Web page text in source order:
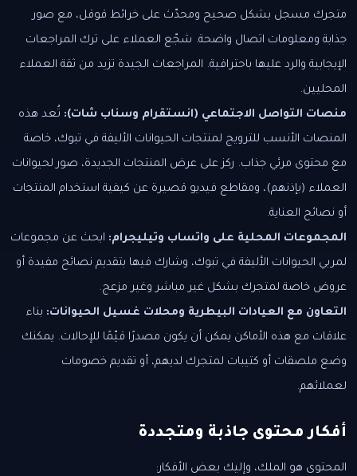
متجرك مسجل بشكل صحيح ومحدّث على خرائط قوقل، مع صور
جذابة ومعلومات اتصال واضحة. شجّع العملاء على ترك المراجعات
الإيجابية والرد عليها باحترافية. المراجعات الجيدة تزيد من ثقة العملاء
المحليين.
منصات التواصل الاجتماعي (انستقرام وسناب شات): تُعد هذه
المنصات الأنسب للترويج لمنتجات الحيوانات الأليفة في تبوك، خاصة
مع محتوى مرئي جذاب. ركز على عرض المنتجات الجديدة، صور لحيوانات
العملاء (بإذنهم)، ومقاطع فيديو قصيرة عن كيفية استخدام المنتجات
أو نصائح العناية.
المجموعات المحلية على واتساب وتيليجرام: ابحث عن مجموعات
لمربي الحيوانات الأليفة في تبوك، وشارك فيها بتقديم نصائح مفيدة أو
عروض خاصة لمتجرك بشكل غير مباشر وغير مزعج.
التعاون مع العيادات البيطرية ومحلات غسيل الحيوانات: بناء
علاقات مع هذه الأماكن يمكن أن يكون مصدرًا قيّمًا للإحالات. يمكنك
وضع ملصقات أو كتيبات لمتجرك لديهم، أو تقديم خصومات
لعملائهم.
أفكار محتوى جاذبة ومتجددة
المحتوى هو الملك، وإليك بعض الأفكار: